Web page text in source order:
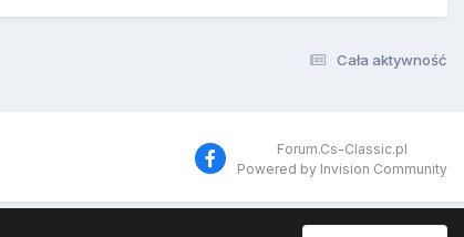
Cała aktywność
Forum.Cs-Classic.pl
Powered by Invision Community